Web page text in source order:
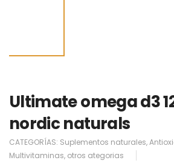
Ultimate omega d3
nordic naturals
CATEGORÍAS: Suplementos naturales,
Multivitaminas, otros ategorias